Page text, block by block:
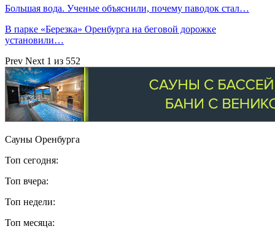
Большая вода. Ученые объяснили, почему паводок стал…
В парке «Березка» Оренбурга на беговой дорожке
установили…
Prev Next 1 из 552
Сауны Оренбурга
Топ сегодня:
Топ вчера:
Топ недели:
Топ месяца: